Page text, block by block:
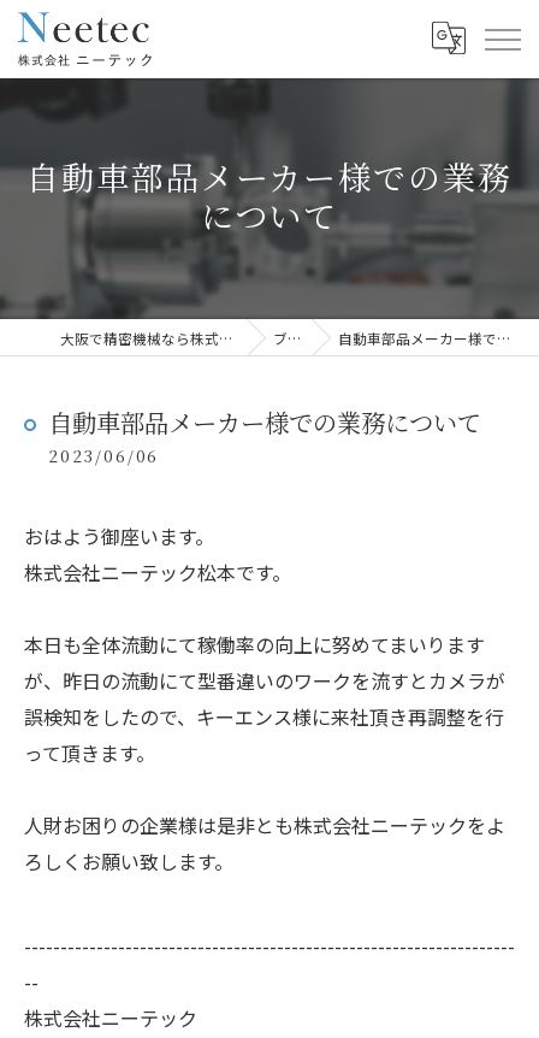
自動車部品メーカー様での業務
について
大阪で精密機械なら株式会社ニーテック ブログ 自動車部品メーカー様での業務について
自動車部品メーカー様での業務について
2023/06/06
おはよう御座います。
株式会社ニーテック松本です。
本日も全体流動にて稼働率の向上に努めてまいります
が、昨日の流動にて型番違いのワークを流すとカメラが
誤検知をしたので、キーエンス様に来社頂き再調整を行
って頂きます。
人財お困りの企業様は是非とも株式会社ニーテックをよ
ろしくお願い致します。
--------------------------------------------------------------------
--
株式会社ニーテック